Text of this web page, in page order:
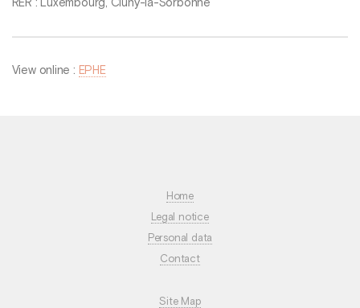
RER : Luxembourg, Cluny-la-Sorbonne
View online : EPHE
Home
Legal notice
Personal data
Contact
Site Map